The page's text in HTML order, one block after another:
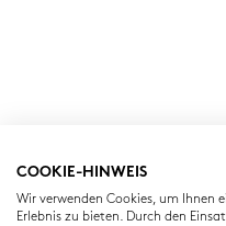
80333 München
COOKIE-HINWEIS
Wir verwenden Cookies, um Ihnen
Erlebnis zu bieten. Durch den